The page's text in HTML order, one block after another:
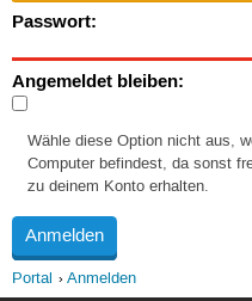
Passwort:
Angemeldet bleiben:
Wähle diese Option nicht aus,
Computer befindest, da sonst
zu deinem Konto erhalten.
Portal Anmelden